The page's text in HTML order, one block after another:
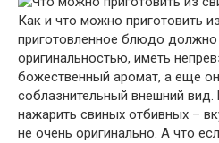
Как и что можно приготовить
приготовленное блюдо должно
оригинальностью, иметь
божественный аромат, а еще
соблазнительный внешний
нажарить свиных отбивных –
не очень оригинально. А что